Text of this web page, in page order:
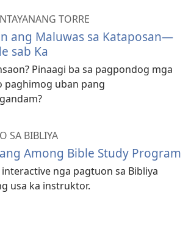
TORRE
ang Maluwas sa Kataposan—
sab Ka
Pinaagi ba sa pagpondog mga
paghimog uban pang
SA BIBLIYA
Among Bible Study Program
nga pagtuon sa Bibliya
usa ka instruktor.